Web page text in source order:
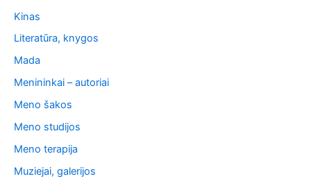
Kinas
Literatūra, knygos
Mada
Menininkai – autoriai
Meno šakos
Meno studijos
Meno terapija
Muziejai, galerijos